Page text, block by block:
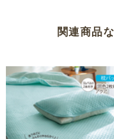
気持ち良い生地です
肌触りがよい
気持ちいいです
関連商品